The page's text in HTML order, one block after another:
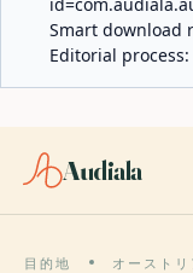
Smart download
Editorial process:
Audiala
目的地 オーストリ